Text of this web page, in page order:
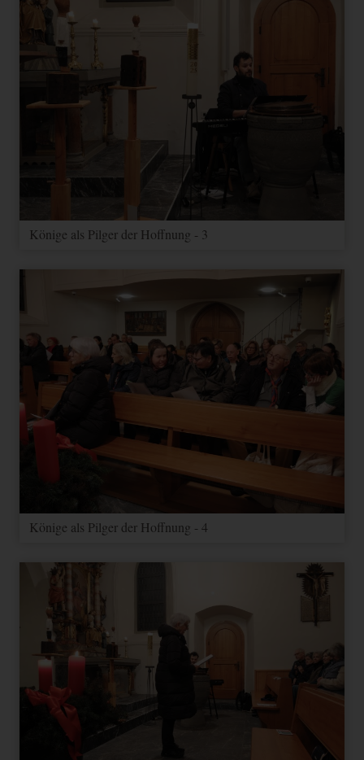
Könige als Pilger der Hoffnung - 3
Könige als Pilger der Hoffnung - 4